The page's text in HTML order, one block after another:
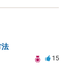
法
15